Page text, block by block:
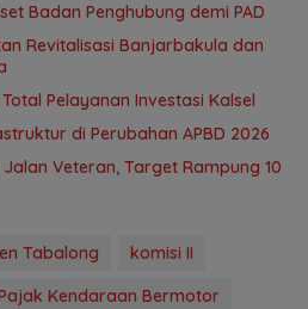
Badan Penghubung demi PAD
Revitalisasi Banjarbakula dan
Pelayanan Investasi Kalsel
di Perubahan APBD 2026
Veteran, Target Rampung 10
Tabalong
komisi II
Kendaraan Bermotor